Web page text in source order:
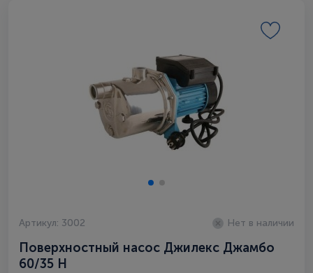
Артикул: 3002 Нет в наличии
Поверхностный насос Джилекс Джамбо
60/35 Н